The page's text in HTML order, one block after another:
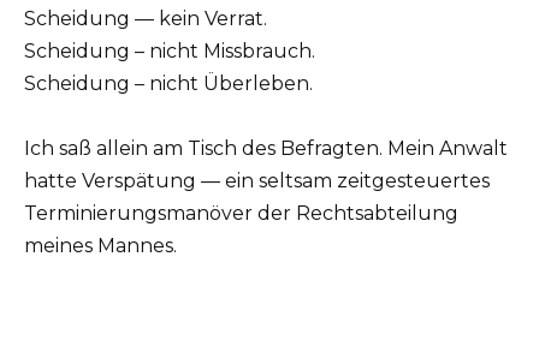
Scheidung — kein Verrat.
Scheidung – nicht Missbrauch.
Scheidung – nicht Überleben.
Ich saß allein am Tisch des Befragten. Mein Anwalt
hatte Verspätung — ein seltsam zeitgesteuertes
Terminierungsmanöver der Rechtsabteilung
meines Mannes.